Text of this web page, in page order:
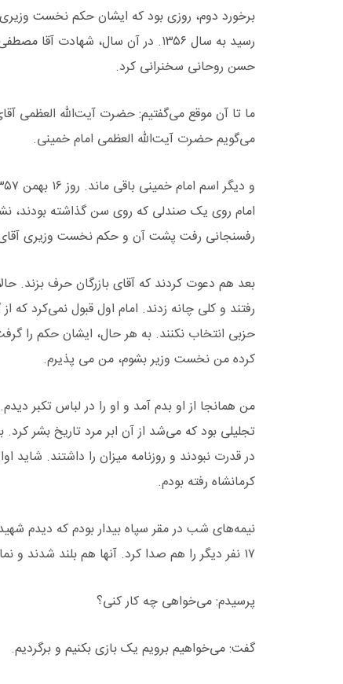
رسید به سال ۱۳۵۶. در آن سال،
حسن روحانی سخنرانی کرد.
ما تا آن موقع می‌گفتیم: حضرت آیت‌الله العظمی
می‌گویم حضرت آیت‌الله العظمی امام خمینی.
امام روی یک صندلی که روی سن گذاشته بودند،
رفسنجانی رفت پشت آن و حکم نخست وزیری آقای
بعد هم دعوت کردند که آقای بازرگان حرف بزند.
رفتند و کلی چانه زدند. امام اول قبول نمی‌کرد که
حزبی انتخاب نکنند. به هر حال، ایشان حکم را
کرده من نخست وزیر بشوم، من می پذیرم.
من همانجا از او بدم آمد و او را در لباس تکبر
تجلیلی بود که می‌شد از آن ابر مرد تاریخ بشر
کرمانشاه رفته بودم.
نیمه‌های شب در مقر سپاه بیدار بودم که دیدم
۱۷ نفر دیگر را هم صدا کرد. آنها هم بلند شدند و نماز شب خواندند و آماده رفتن شدند.
پرسیدم: می‌خواهی چه کار کنی؟
گفت: می‌خواهیم برویم یک بازی بکنیم و برگردیم.